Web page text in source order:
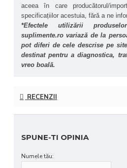
aceea în care producătorul/
specificațiilor acestuia, fără a ne
*Efectele utilizării
suplimente.ro variază de la
pot diferi de cele descrise pe
destinat pentru a diagnostica,
vreo boală.
RECENZII
SPUNE-TI OPINIA
Numele tău: